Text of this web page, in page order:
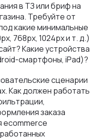
в ТЗ или бриф на
Требуйте от
какие минимальные
768px, 1024px и т. д.)
Какие устройства
смартфоны, iPad)?
сценарии
Как должен работать
заказа
ecommerce